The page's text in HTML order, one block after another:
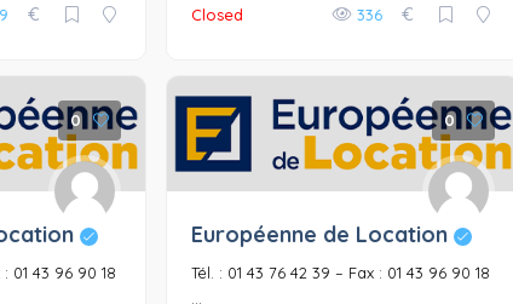
€ Closed 336 €
0
01 43 96 90 18
0
Européenne de Location
Tél. : 01 43 76 42 39 – Fax : 01 43 96 90 18